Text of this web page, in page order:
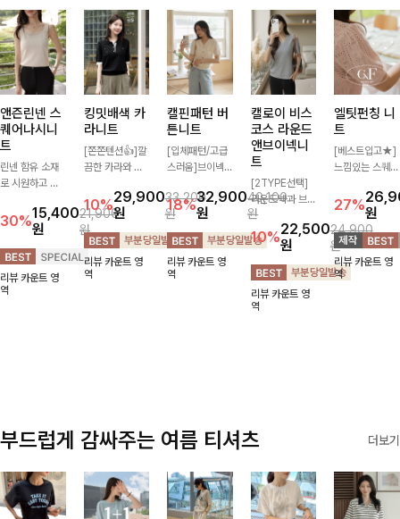
앤즌린넨 스
퀘어나시니
트
린넨 함유 소재
로 시원하고 쾌
좋은 나시 니트
🌿 깔끔한 스퀘
어넥 디자인이
쇄골 라인을 더
욱 여리하고 여
성스럽게 연출해
30%15,400
원
21,900
원
리뷰 카운트 영
역
킹밋배색 카
라니트
[쫀쫀텐션👍]깔
끔한 카라와 반
만나 하나만 입
어도 완성도 높
은 스타일링을
연출해드려요 부
담 없이 즐기기
좋은 데일리 니
10%29,900
원
33,200
원
리뷰 카운트 영
역
캘핀패턴 버
튼니트
[입체패턴/고급
스러움]브이넥
패턴이 어우러져
포인트 있게 즐
기기 좋은 가디
건 🤍 가볍게 걸
쳐주기만 해도
스타일리시한 무
18%32,900
원
40,100
원
리뷰 카운트 영
역
캘로이 비스
코스 라운드
앤브이넥니
트
[2TYPE선택]
라운드넥과 브이
넥 두 가지 디자
인으로 취향에
맞게 선택 가능
한 베이직 니트
🤍 깔끔한 실루
엣과 부드러운
착용감으로 단독
10%22,500
원
24,900
원
리뷰 카운트 영
역
엘팃펀칭 니
트
[베스트입고★]
느낌있는 스퀘어
으로 세련됨이
묻어나는 니트:)
시원쫀쫀함 가
득, 여성스러운
룩을 완성해봐요
♡
27%원
리뷰 카운트 영
역
부드럽게 감싸주는 여름 티셔츠 더보기